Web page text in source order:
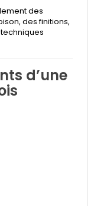
des
des finitions,
d’une